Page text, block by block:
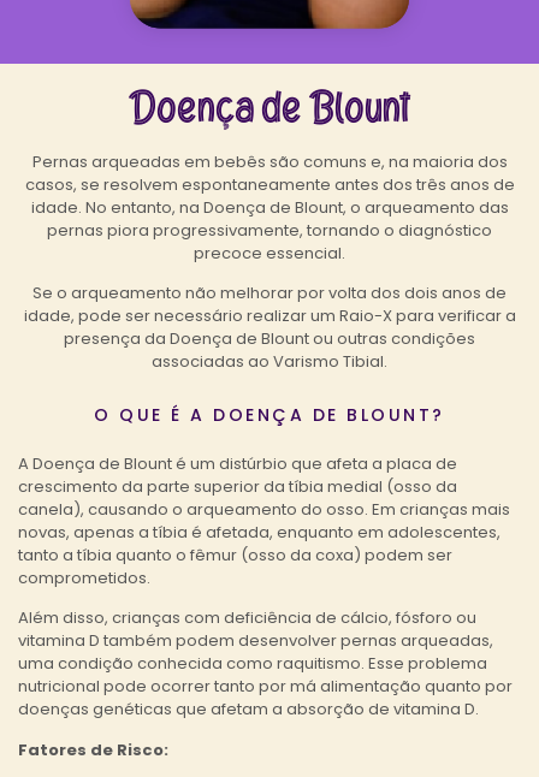
Doença de Blount
Pernas arqueadas em bebês são comuns e, na maioria dos
casos, se resolvem espontaneamente antes dos três anos de
idade. No entanto, na Doença de Blount, o arqueamento das
pernas piora progressivamente, tornando o diagnóstico
precoce essencial.
Se o arqueamento não melhorar por volta dos dois anos de
idade, pode ser necessário realizar um Raio-X para verificar a
presença da Doença de Blount ou outras condições
associadas ao Varismo Tibial.
O QUE É A DOENÇA DE BLOUNT?
A Doença de Blount é um distúrbio que afeta a placa de
crescimento da parte superior da tíbia medial (osso da
canela), causando o arqueamento do osso. Em crianças mais
novas, apenas a tíbia é afetada, enquanto em adolescentes,
tanto a tíbia quanto o fêmur (osso da coxa) podem ser
comprometidos.
Além disso, crianças com deficiência de cálcio, fósforo ou
vitamina D também podem desenvolver pernas arqueadas,
uma condição conhecida como raquitismo. Esse problema
nutricional pode ocorrer tanto por má alimentação quanto por
doenças genéticas que afetam a absorção de vitamina D.
Fatores de Risco: